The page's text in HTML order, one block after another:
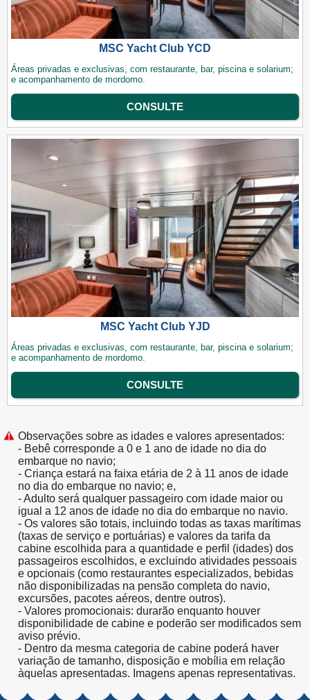
MSC Yacht Club YCD
Áreas privadas e exclusivas, com restaurante, bar, piscina e solarium;
e acompanhamento de mordomo.
CONSULTE
MSC Yacht Club YJD
Áreas privadas e exclusivas, com restaurante, bar, piscina e solarium;
e acompanhamento de mordomo.
CONSULTE
Observações sobre as idades e valores apresentados:
- Bebê corresponde a 0 e 1 ano de idade no dia do
embarque no navio;
- Criança estará na faixa etária de 2 à 11 anos de idade
no dia do embarque no navio; e,
- Adulto será qualquer passageiro com idade maior ou
igual a 12 anos de idade no dia do embarque no navio.
- Os valores são totais, incluindo todas as taxas marítimas
(taxas de serviço e portuárias) e valores da tarifa da
cabine escolhida para a quantidade e perfil (idades) dos
passageiros escolhidos, e excluindo atividades pessoais
e opcionais (como restaurantes especializados, bebidas
não disponibilizadas na pensão completa do navio,
excursões, pacotes aéreos, dentre outros).
- Valores promocionais: durarão enquanto houver
disponibilidade de cabine e poderão ser modificados sem
aviso prévio.
- Dentro da mesma categoria de cabine poderá haver
variação de tamanho, disposição e mobília em relação
àquelas apresentadas. Imagens apenas representativas.